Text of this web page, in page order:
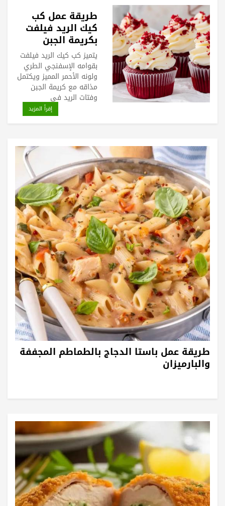
طريقة عمل كب
كيك الريد فيلفت
بكريمة الجبن
يتميز كب كيك الريد فيلفت
بقوامه الإسفنجي الطري
ولونه الأحمر المميز ويكتمل
مذاقه مع كريمة الجبن
وفتات الريد في
إقرأ المزيد
طريقة عمل باستا الدجاج بالطماطم المجففة
والبارميزان